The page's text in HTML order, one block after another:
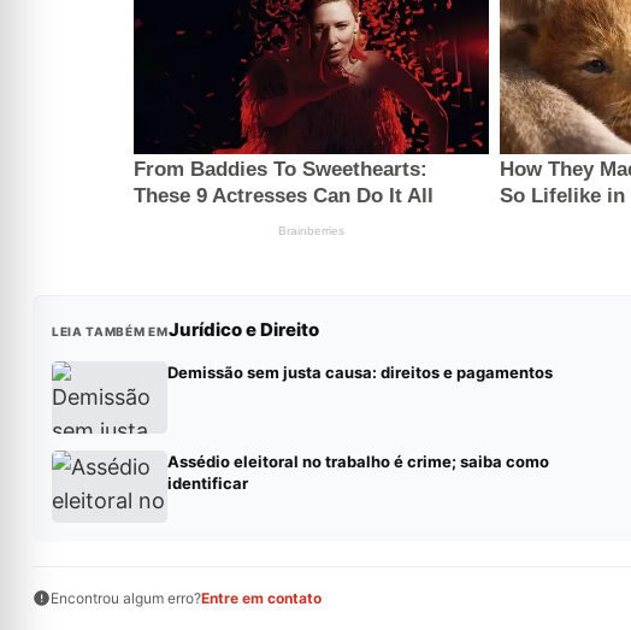
LEIA TAMBÉM EMJurídico e Direito
Demissão sem justa causa: direitos e pagamentos
Assédio eleitoral no trabalho é crime; saiba como
identificar
Encontrou algum erro?Entre em contato